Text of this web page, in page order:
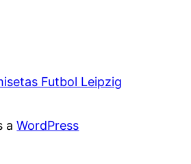
Futbol Leipzig
aWordPress